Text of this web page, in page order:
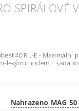
SPIRÁLOVÉ
40 RL-E - Maximální
levým chodem + sada
Nahrazeno MAG 50